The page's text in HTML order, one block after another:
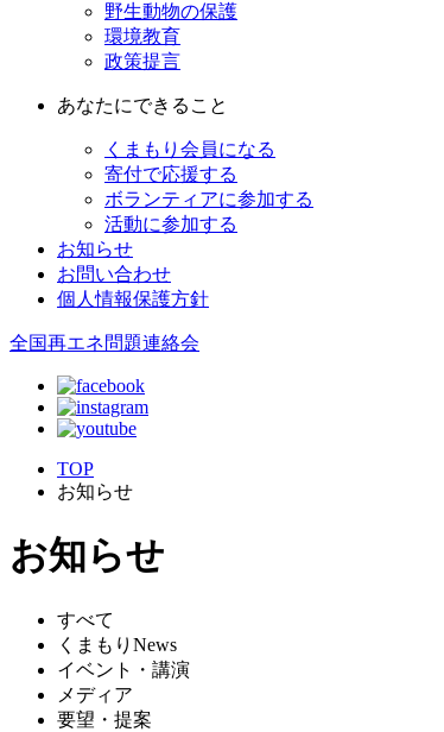
野生動物の保護
環境教育
政策提言
あなたにできること
くまもり会員になる
寄付で応援する
ボランティアに参加する
活動に参加する
お知らせ
お問い合わせ
個人情報保護方針
全国再エネ問題連絡会
TOP
お知らせ
お知らせ
すべて
くまもりNews
イベント・講演
メディア
要望・提案